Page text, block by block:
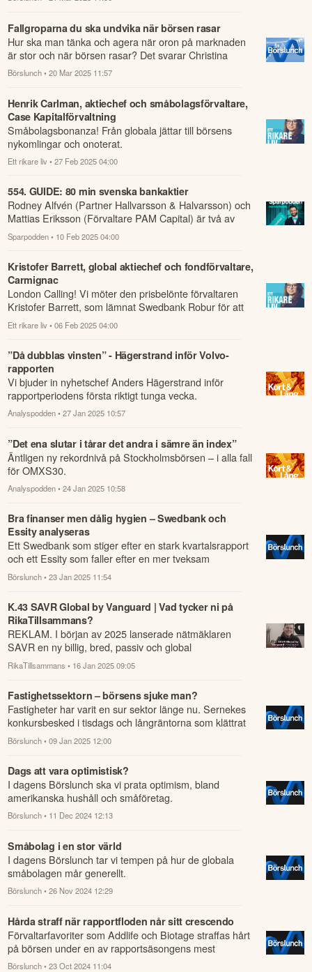
Fallgroparna du ska undvika när börsen rasar
Hur ska man tänka och agera när oron på marknaden
är stor och när börsen rasar? Det svarar Christina
Sahlberg, sparekonom på Compricer, och ...
Börslunch • 20 Mar 2025 11:57
Henrik Carlman, aktiechef och småbolagsförvaltare,
Case Kapitalförvaltning
Småbolagsbonanza! Från globala jättar till börsens
nykomlingar och onoterat.
Ett rikare liv • 27 Feb 2025 04:00
554. GUIDE: 80 min svenska bankaktier
Rodney Alfvén (Partner Hallvarsson & Halvarsson) och
Mattias Eriksson (Förvaltare PAM Capital) är två av
Sveriges absolut bästa experter på ...
Sparpodden • 10 Feb 2025 04:00
Kristofer Barrett, global aktiechef och fondförvaltare,
Carmignac
London Calling! Vi möter den prisbelönte förvaltaren
Kristofer Barrett, som lämnat Swedbank Robur för att
styra en global- och teknikfond ho...
Ett rikare liv • 06 Feb 2025 04:00
”Då dubblas vinsten” - Hägerstrand inför Volvo-
rapporten
Vi bjuder in nyhetschef Anders Hägerstrand inför
rapportperiodens första riktigt tunga vecka.
Analyspodden • 27 Jan 2025 10:57
”Det ena slutar i tårar det andra i sämre än index”
Äntligen ny rekordnivå på Stockholmsbörsen – i alla fall
för OMXS30.
Analyspodden • 24 Jan 2025 10:58
Bra finanser men dålig hygien – Swedbank och
Essity analyseras
Ett Swedbank som stiger efter en stark kvartalsrapport
och ett Essity som faller efter en mer tveksam
kvartalsrapport och där dessutom vd:n ...
Börslunch • 23 Jan 2025 11:54
K.43 SAVR Global by Vanguard | Vad tycker ni på
RikaTillsammans?
REKLAM. I början av 2025 lanserade nätmäklaren
SAVR en ny billig, bred, passiv och global
aktieindexfond - något som inte händer varje dag i...
RikaTillsammans • 16 Jan 2025 09:05
Fastighetssektorn – börsens sjuke man?
Fastigheter har varit en sur sektor länge nu. Sernekes
konkursbesked i tisdags och långräntorna som klättrat
uppåt senaste tiden har inte gj...
Börslunch • 09 Jan 2025 12:00
Dags att vara optimistisk?
I dagens Börslunch ska vi prata optimism, bland
amerikanska hushåll och småföretag.
Börslunch • 11 Dec 2024 12:13
Småbolag i en stor värld
I dagens Börslunch tar vi tempen på hur de globala
småbolagen mår generellt.
Börslunch • 26 Nov 2024 12:29
Hårda straff när rapportfloden når sitt crescendo
Förvaltarfavoriter som Addlife och Biotage straffas hårt
på börsen under en av rapportsäsongens mest
intensiva dagar.
Börslunch • 23 Oct 2024 11:04